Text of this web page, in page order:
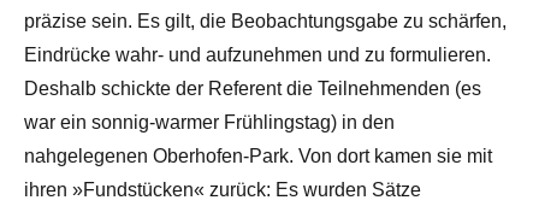
präzise sein. Es gilt, die Beobachtungsgabe zu schärfen,
Eindrücke wahr- und aufzunehmen und zu formulieren.
Deshalb schickte der Referent die Teilnehmenden (es
war ein sonnig-warmer Frühlingstag) in den
nahgelegenen Oberhofen-Park. Von dort kamen sie mit
ihren »Fundstücken« zurück: Es wurden Sätze